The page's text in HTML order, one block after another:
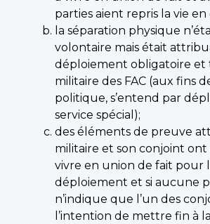
parties aient repris la vie
la séparation physique
volontaire mais était
déploiement obligatoire et
militaire des FAC (aux fins
politique, s’entend par
service spécial);
des éléments de preuve
militaire et son conjoint
vivre en union de fait pour
déploiement et si aucune
n’indique que l’un des
l’intention de mettre fin à